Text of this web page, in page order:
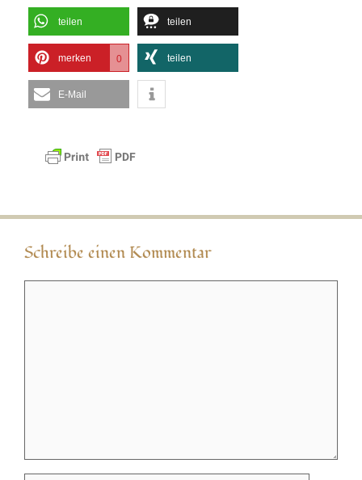
teilen teilen
merken 0 teilen
E-Mail
Schreibe einen Kommentar